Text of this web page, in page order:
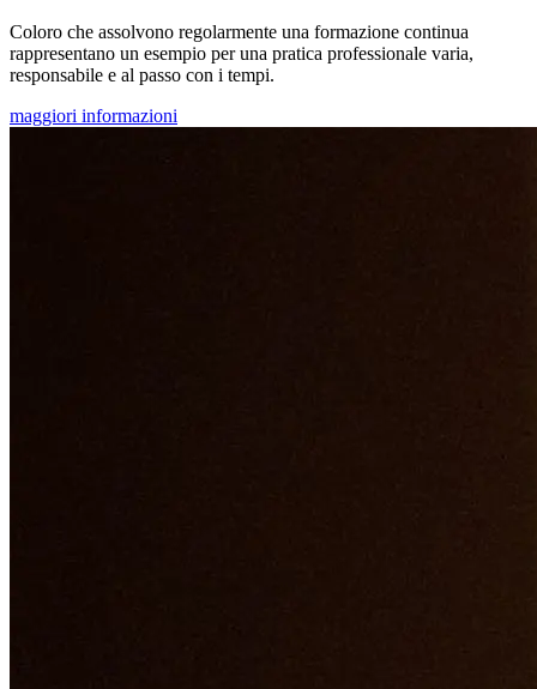
Coloro che assolvono regolarmente una formazione continua
rappresentano un esempio per una pratica professionale varia,
responsabile e al passo con i tempi.
maggiori informazioni